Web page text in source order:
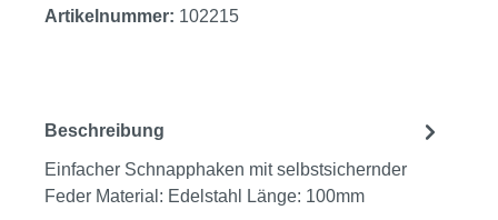
Artikelnummer: 102215
Beschreibung
Einfacher Schnapphaken mit selbstsichernder
Feder Material: Edelstahl Länge: 100mm